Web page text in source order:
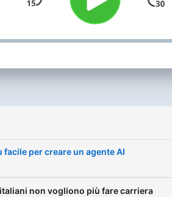
facile per creare un agente AI
non vogliono più fare carriera